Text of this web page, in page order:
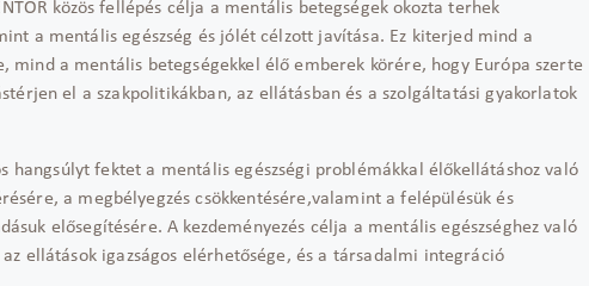
közös fellépés célja a mentális betegségek okoztaterhek
a mentális egészség és jólétcélzott javítása. Ez kiterjed mind a
, mind a mentális betegségekkel élő emberek körére, hogy Európa szerte
érjen el a szakpolitikákban, az ellátásban és a szolgáltatási gyakorlatok
hangsúlyt fekteta mentális egészségi problémákkal élőkellátáshozvaló
ére, a megbélyegzés csökkentésére,valamint a felépülésük és
uk elősegítésére.A kezdeményezés célja a mentális egészséghez való
ellátások igazságos elérhetősége, és a társadalmi integráció